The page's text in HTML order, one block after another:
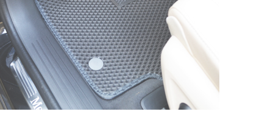
и т.д. Если Вы
согласие на обработку
Положении по обработке
+7 (351) 277 91 67